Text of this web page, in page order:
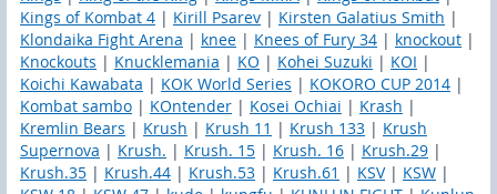
Kings of Kombat 4 | Kirill Psarev | Kirsten Galatius Smith |
Klondaika Fight Arena | knee | Knees of Fury 34 | knockout |
Knockouts | Knucklemania | KO | Kohei Suzuki | KOI |
Koichi Kawabata | KOK World Series | KOKORO CUP 2014 |
Kombat sambo | KOntender | Kosei Ochiai | Krash |
Kremlin Bears | Krush | Krush 11 | Krush 133 | Krush
Supernova | Krush. | Krush. 15 | Krush. 16 | Krush.29 |
Krush.35 | Krush.44 | Krush.53 | Krush.61 | KSV| KSW |